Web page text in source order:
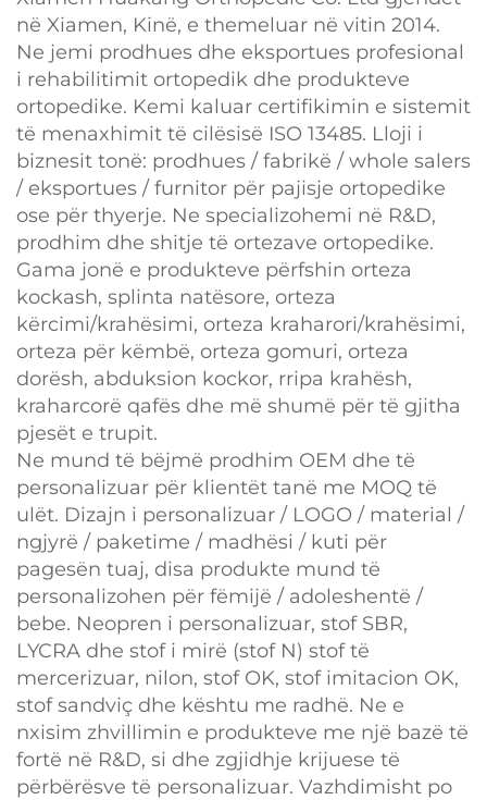
në Xiamen, Kinë, e themeluar në vitin 2014.
Ne jemi prodhues dhe eksportues profesional
i rehabilitimit ortopedik dhe produkteve
ortopedike. Kemi kaluar certifikimin e sistemit
të menaxhimit të cilësisë ISO 13485. Lloji i
biznesit tonë: prodhues / fabrikë / whole salers
/ eksportues / furnitor për pajisje ortopedike
ose për thyerje. Ne specializohemi në R&D,
prodhim dhe shitje të ortezave ortopedike.
Gama jonë e produkteve përfshin orteza
kockash, splinta natësore, orteza
kërcimi/krahësimi, orteza kraharori/krahësimi,
orteza për këmbë, orteza gomuri, orteza
dorësh, abduksion kockor, rripa krahësh,
kraharcorë qafës dhe më shumë për të gjitha
pjesët e trupit.
Ne mund të bëjmë prodhim OEM dhe të
personalizuar për klientët tanë me MOQ të
ulët. Dizajn i personalizuar / LOGO / material /
ngjyrë / paketime / madhësi / kuti për
pagesën tuaj, disa produkte mund të
personalizohen për fëmijë / adoleshentë /
bebe. Neopren i personalizuar, stof SBR,
LYCRA dhe stof i mirë (stof N) stof të
mercerizuar, nilon, stof OK, stof imitacion OK,
stof sandviç dhe kështu me radhë. Ne e
nxisim zhvillimin e produkteve me një bazë të
fortë në R&D, si dhe zgjidhje krijuese të
përbërësve të personalizuar. Vazhdimisht po